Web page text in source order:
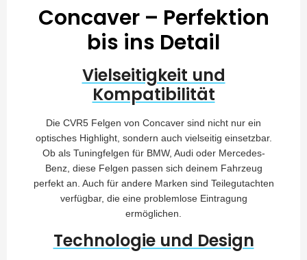
Concaver – Perfektion
bis ins Detail
Vielseitigkeit und
Kompatibilität
Die CVR5 Felgen von Concaver sind nicht nur ein
optisches Highlight, sondern auch vielseitig einsetzbar.
Ob als Tuningfelgen für BMW, Audi oder Mercedes-
Benz, diese Felgen passen sich deinem Fahrzeug
perfekt an. Auch für andere Marken sind Teilegutachten
verfügbar, die eine problemlose Eintragung
ermöglichen.
Technologie und Design